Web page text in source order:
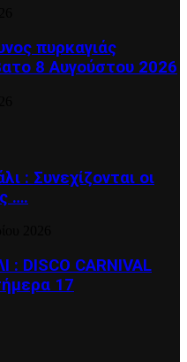
πυρκαγιάς
8 Αυγούστου 2026
: Συνεχίζονται οι
….
DISCO CARNIVAL
17